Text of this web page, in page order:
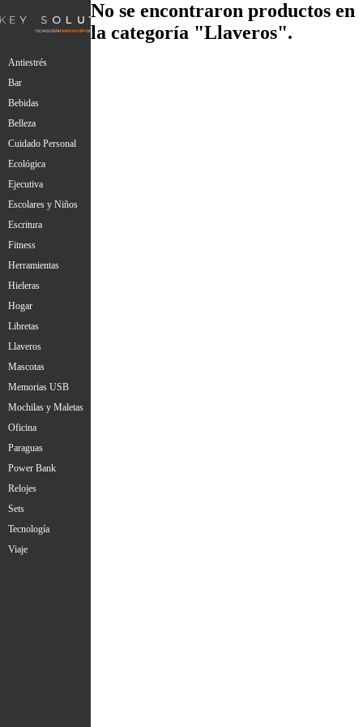
Antiestrés
Bar
Bebidas
Belleza
Cuidado Personal
Ecológica
Ejecutiva
Escolares y Niños
Escritura
Fitness
Herramientas
Hieleras
Hogar
Libretas
Llaveros
Mascotas
Memorias USB
Mochilas y Maletas
Oficina
Paraguas
Power Bank
Relojes
Sets
Tecnología
Viaje
No se encontraron productos en
la categoría "Llaveros".